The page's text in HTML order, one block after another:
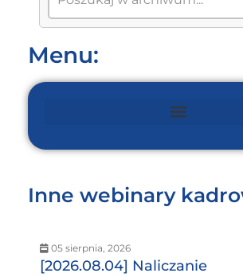
Menu:
Inne webinary
05 sierpnia, 2026
[2026.08.04] Naliczanie